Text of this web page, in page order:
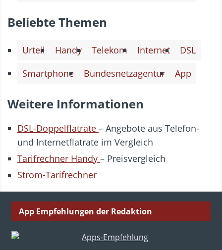
Beliebte Themen
Urteil Handy Telekom Internet
DSL
Smartphone
Bundesnetzagentur App
Weitere Informationen
DSL-Doppelflatrate – Angebote aus Telefon-
und Internetflatrate im Vergleich
Tarifrechner Handy – Preisvergleich
Strom-Tarifrechner
App Empfehlungen der Redaktion